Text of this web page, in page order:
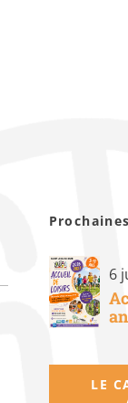
6
LE